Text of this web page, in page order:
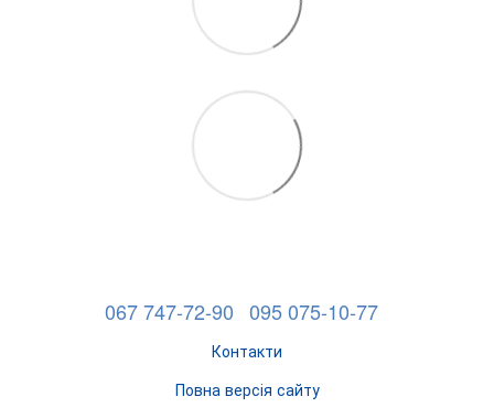
067 747-72-90 095 075-10-77
Контакти
Повна версія сайту